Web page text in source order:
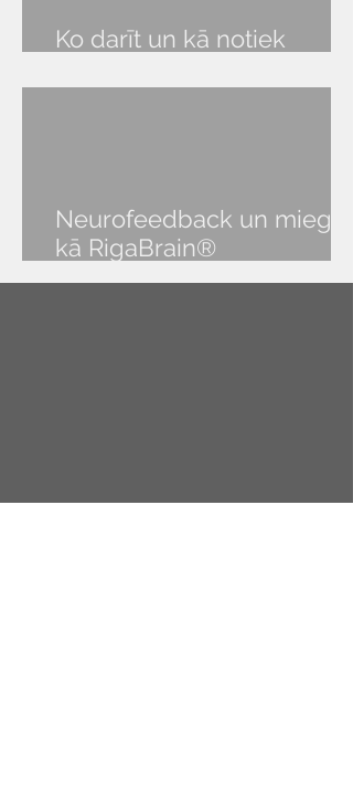
Ko darīt un kā notiek
Neurofeedback un miegs:
kā RigaBrain®
NeurOptimal® palīdz atgūt